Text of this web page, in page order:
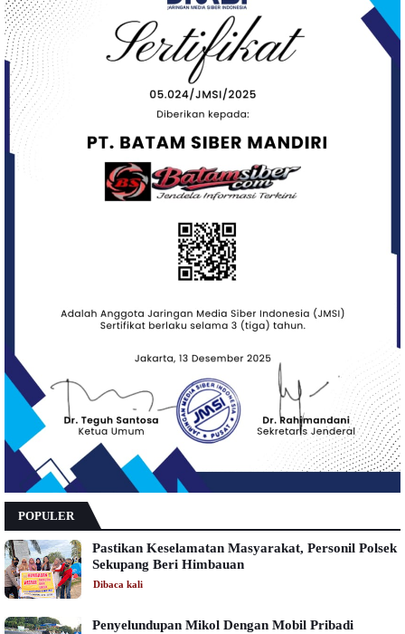
POPULER
Pastikan Keselamatan Masyarakat, Personil Polsek
Sekupang Beri Himbauan
Dibaca kali
Penyelundupan Mikol Dengan Mobil Pribadi